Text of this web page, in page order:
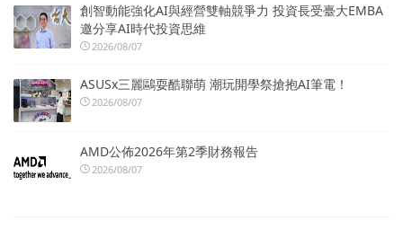
創智動能強化AI與經營雙軸競爭力 投資長受臺大EMBA
邀分享AI時代投資思維
2026/08/07
ASUSx三麗鷗耍酷聯萌 潮玩開學祭搶抱AI筆電！
2026/08/07
AMD公佈2026年第2季財務報告
2026/08/07